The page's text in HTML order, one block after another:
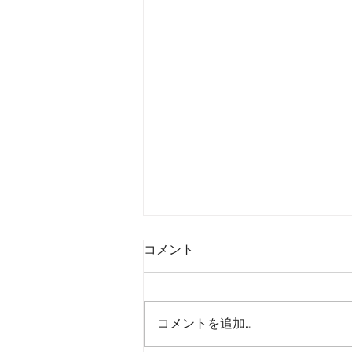
販売促進
コメント
コメントを追加…